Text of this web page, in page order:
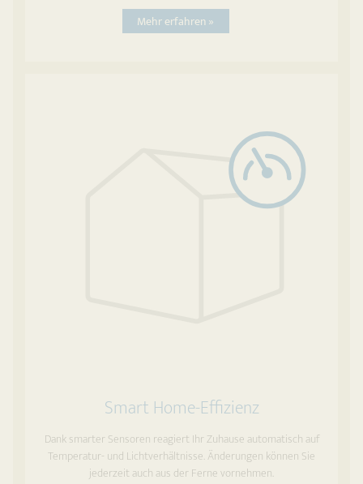
Mehr erfahren »
Smart Home-Effizienz
Dank smarter Sensoren reagiert Ihr Zuhause automatisch auf
Temperatur- und Lichtverhältnisse. Änderungen können Sie
jederzeit auch aus der Ferne vornehmen.